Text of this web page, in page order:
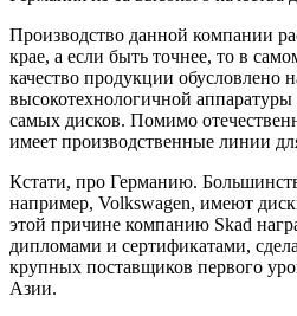
Производство данной компании
крае, а если быть точнее, то в
качество продукции обусловлено
высокотехнологичной аппаратуры
самых дисков. Помимо
имеет производственные линии
Кстати, про Германию.
например, Volkswagen, имеют
этой причине компанию Skad
дипломами и сертификатами,
крупных поставщиков первого
Азии.